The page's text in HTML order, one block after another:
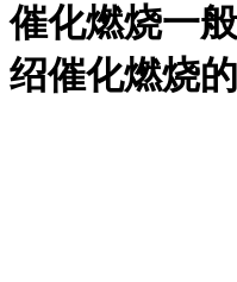
催化燃烧一
绍催化燃烧